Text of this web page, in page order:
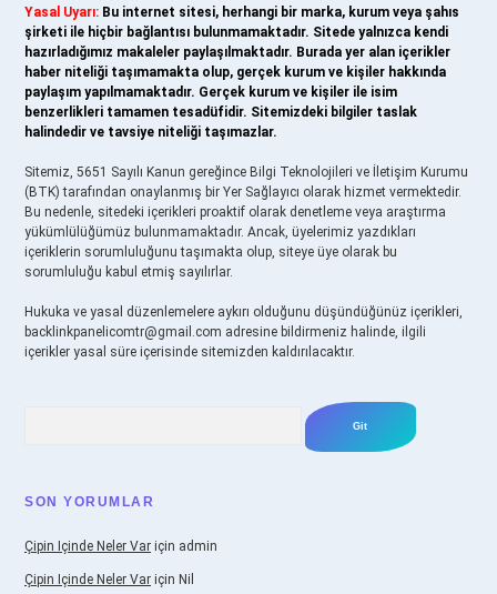
Yasal Uyarı: Bu internet sitesi, herhangi bir marka, kurum veya şahıs
şirketi ile hiçbir bağlantısı bulunmamaktadır. Sitede yalnızca kendi
hazırladığımız makaleler paylaşılmaktadır. Burada yer alan içerikler
haber niteliği taşımamakta olup, gerçek kurum ve kişiler hakkında
paylaşım yapılmamaktadır. Gerçek kurum ve kişiler ile isim
benzerlikleri tamamen tesadüfidir. Sitemizdeki bilgiler taslak
halindedir ve tavsiye niteliği taşımazlar.
Sitemiz, 5651 Sayılı Kanun gereğince Bilgi Teknolojileri ve İletişim Kurumu
(BTK) tarafından onaylanmış bir Yer Sağlayıcı olarak hizmet vermektedir.
Bu nedenle, sitedeki içerikleri proaktif olarak denetleme veya araştırma
yükümlülüğümüz bulunmamaktadır. Ancak, üyelerimiz yazdıkları
içeriklerin sorumluluğunu taşımakta olup, siteye üye olarak bu
sorumluluğu kabul etmiş sayılırlar.
Hukuka ve yasal düzenlemelere aykırı olduğunu düşündüğünüz içerikleri,
backlinkpanelicomtr@gmail.com adresine bildirmeniz halinde, ilgili
içerikler yasal süre içerisinde sitemizden kaldırılacaktır.
SON YORUMLAR
Çipin Içinde Neler Var için admin
Çipin Içinde Neler Var için Nil